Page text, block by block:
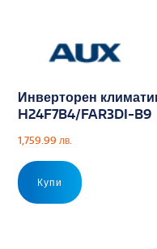
Инверторен
H24F7B4/FAR3DI-B9
1,759.99 лв.
Купи